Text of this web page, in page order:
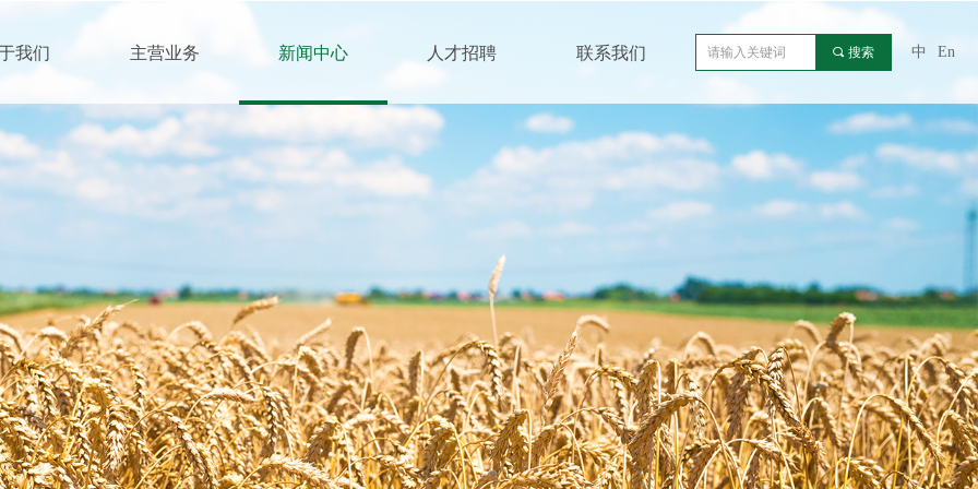
我们 主营业务 新闻中心 人才招聘 联系我们 中 En
끠 搜索